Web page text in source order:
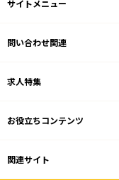
杵島郡江北町
業種
雇用形態
駅徒歩5分以内
フリーワード
サイトメニュー
問い合わせ関連
求人特集
お役立ちコンテンツ
関連サイト